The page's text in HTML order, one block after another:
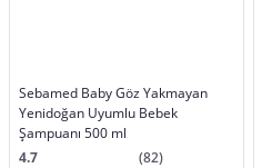
Sebamed Baby Göz Yakmayan
Yenidoğan Uyumlu Bebek
Şampuanı 500 ml
4.7
(82)